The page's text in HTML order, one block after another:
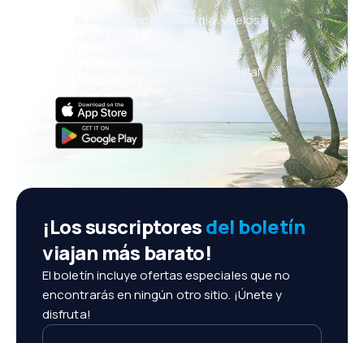
Nuevas ofertas cada día: vuelos,
vacaciones, escapadas
Cómoda gestión de reservas
¡Todo lo que importa, siempre al
¡Los suscriptoresdel boletín
viajan más barato!
El boletín incluye ofertas especiales que no
encontrarás en ningún otro sitio. ¡Únete y
disfruta!
Tu dirección de email